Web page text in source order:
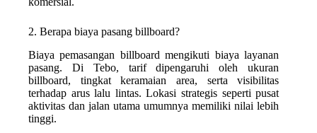
2. Berapa biaya pasang billboard?
Biaya pemasangan billboard mengikuti biaya layanan
pasang. Di Tebo, tarif dipengaruhi oleh ukuran
billboard, tingkat keramaian area, serta visibilitas
terhadap arus lalu lintas. Lokasi strategis seperti pusat
aktivitas dan jalan utama umumnya memiliki nilai lebih
tinggi.